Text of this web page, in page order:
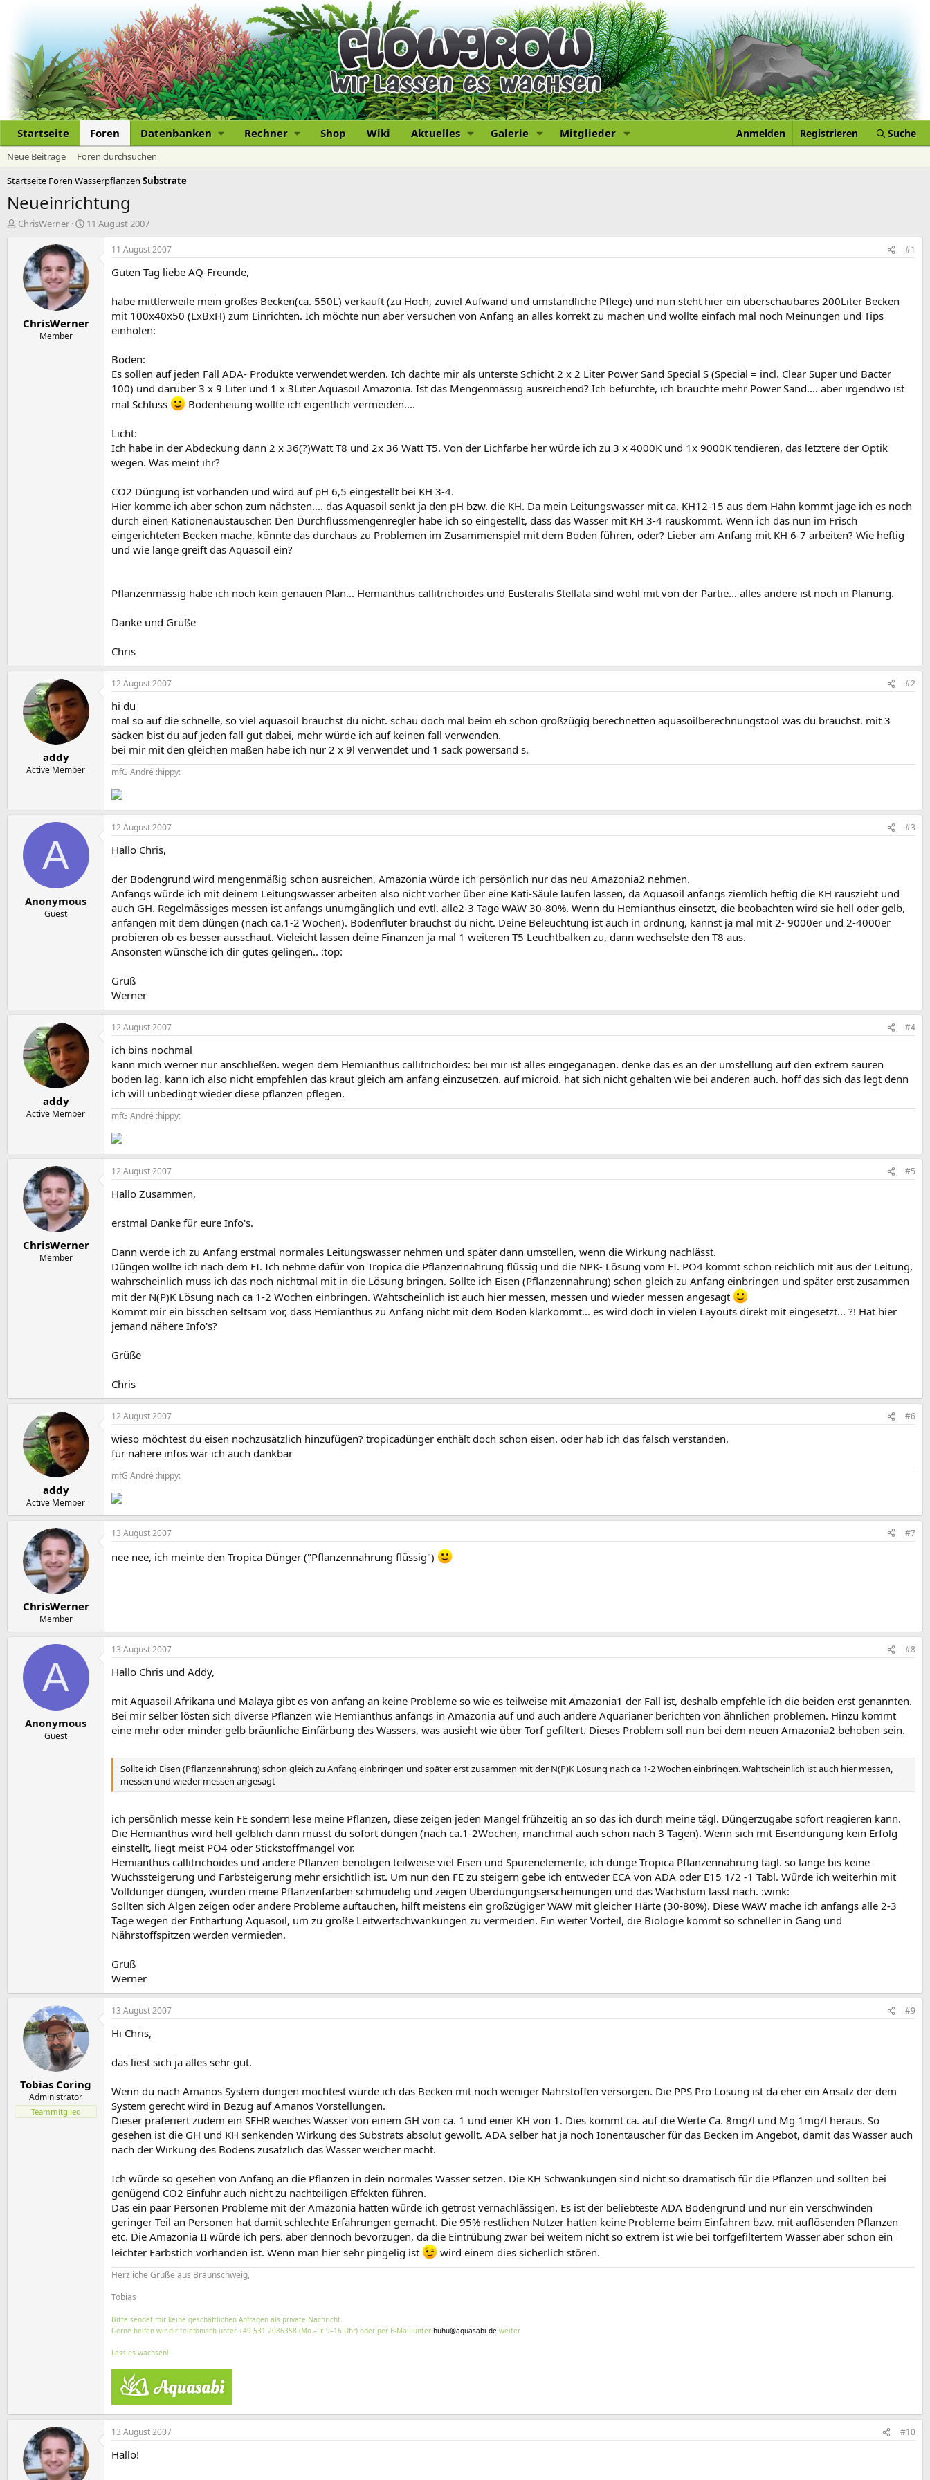
Startseite Foren Datenbanken Rechner Shop Wiki Aktuelles Galerie Mitglieder Anmelden Registrieren Suche
Neue Beiträge
Foren durchsuchen
Startseite Foren Wasserpflanzen Substrate
Neueinrichtung
E
ChrisWerner
E
e
l
a
11 August 2007
ChrisWerner
Member
11 August 2007 #1
Guten Tag liebe AQ-Freunde,
habe mittlerweile mein großes Becken(ca. 550L) verkauft (zu Hoch, zuviel Aufwand und umständliche Pflege) und nun steht hier ein überschaubares 200Liter Becken
mit 100x40x50 (LxBxH) zum Einrichten. Ich möchte nun aber versuchen von Anfang an alles korrekt zu machen und wollte einfach mal noch Meinungen und Tips
einholen:
Boden:
Es sollen auf jeden Fall ADA- Produkte verwendet werden. Ich dachte mir als unterste Schicht 2 x 2 Liter Power Sand Special S (Special = incl. Clear Super und Bacter
100) und darüber 3 x 9 Liter und 1 x 3Liter Aquasoil Amazonia. Ist das Mengenmässig ausreichend? Ich befürchte, ich bräuchte mehr Power Sand.... aber irgendwo ist
mal Schluss
Bodenheiung wollte ich eigentlich vermeiden....
Licht:
Ich habe in der Abdeckung dann 2 x 36(?)Watt T8 und 2x 36 Watt T5. Von der Lichfarbe her würde ich zu 3 x 4000K und 1x 9000K tendieren, das letztere der Optik
wegen. Was meint ihr?
CO2 Düngung ist vorhanden und wird auf pH 6,5 eingestellt bei KH 3-4.
Hier komme ich aber schon zum nächsten.... das Aquasoil senkt ja den pH bzw. die KH. Da mein Leitungswasser mit ca. KH12-15 aus dem Hahn kommt jage ich es noch
durch einen Kationenaustauscher. Den Durchflussmengenregler habe ich so eingestellt, dass das Wasser mit KH 3-4 rauskommt. Wenn ich das nun im Frisch
eingerichteten Becken mache, könnte das durchaus zu Problemen im Zusammenspiel mit dem Boden führen, oder? Lieber am Anfang mit KH 6-7 arbeiten? Wie heftig
und wie lange greift das Aquasoil ein?
Pflanzenmässig habe ich noch kein genauen Plan... Hemianthus callitrichoides und Eusteralis Stellata sind wohl mit von der Partie... alles andere ist noch in Planung.
Danke und Grüße
Chris
addy
Active Member
12 August 2007 #2
hi du
mal so auf die schnelle, so viel aquasoil brauchst du nicht. schau doch mal beim eh schon großzügig berechnetten aquasoilberechnungstool was du brauchst. mit 3
säcken bist du auf jeden fall gut dabei, mehr würde ich auf keinen fall verwenden.
bei mir mit den gleichen maßen habe ich nur 2 x 9l verwendet und 1 sack powersand s.
mfG André :hippy:
A
Anonymous
Guest
12 August 2007 #3
Hallo Chris,
der Bodengrund wird mengenmäßig schon ausreichen, Amazonia würde ich persönlich nur das neu Amazonia2 nehmen.
Anfangs würde ich mit deinem Leitungswasser arbeiten also nicht vorher über eine Kati-Säule laufen lassen, da Aquasoil anfangs ziemlich heftig die KH rauszieht und
auch GH. Regelmässiges messen ist anfangs unumgänglich und evtl. alle2-3 Tage WAW 30-80%. Wenn du Hemianthus einsetzt, die beobachten wird sie hell oder gelb,
anfangen mit dem düngen (nach ca.1-2 Wochen). Bodenfluter brauchst du nicht. Deine Beleuchtung ist auch in ordnung, kannst ja mal mit 2- 9000er und 2-4000er
probieren ob es besser ausschaut. Vieleicht lassen deine Finanzen ja mal 1 weiteren T5 Leuchtbalken zu, dann wechselste den T8 aus.
Ansonsten wünsche ich dir gutes gelingen.. :top:
Gruß
Werner
addy
Active Member
12 August 2007 #4
ich bins nochmal
kann mich werner nur anschließen. wegen dem Hemianthus callitrichoides: bei mir ist alles eingeganagen. denke das es an der umstellung auf den extrem sauren
boden lag. kann ich also nicht empfehlen das kraut gleich am anfang einzusetzen. auf microid. hat sich nicht gehalten wie bei anderen auch. hoff das sich das legt denn
ich will unbedingt wieder diese pflanzen pflegen.
mfG André :hippy:
ChrisWerner
Member
12 August 2007 #5
Hallo Zusammen,
erstmal Danke für eure Info's.
Dann werde ich zu Anfang erstmal normales Leitungswasser nehmen und später dann umstellen, wenn die Wirkung nachlässt.
Düngen wollte ich nach dem EI. Ich nehme dafür von Tropica die Pflanzennahrung flüssig und die NPK- Lösung vom EI. PO4 kommt schon reichlich mit aus der Leitung,
wahrscheinlich muss ich das noch nichtmal mit in die Lösung bringen. Sollte ich Eisen (Pflanzennahrung) schon gleich zu Anfang einbringen und später erst zusammen
mit der N(P)K Lösung nach ca 1-2 Wochen einbringen. Wahtscheinlich ist auch hier messen, messen und wieder messen angesagt
Kommt mir ein bisschen seltsam vor, dass Hemianthus zu Anfang nicht mit dem Boden klarkommt... es wird doch in vielen Layouts direkt mit eingesetzt... ?! Hat hier
jemand nähere Info's?
Grüße
Chris
addy
Active Member
12 August 2007 #6
wieso möchtest du eisen nochzusätzlich hinzufügen? tropicadünger enthält doch schon eisen. oder hab ich das falsch verstanden.
für nähere infos wär ich auch dankbar
mfG André :hippy:
ChrisWerner
Member
13 August 2007 #7
nee nee, ich meinte den Tropica Dünger ("Pflanzennahrung flüssig")
A
Anonymous
Guest
13 August 2007 #8
Hallo Chris und Addy,
mit Aquasoil Afrikana und Malaya gibt es von anfang an keine Probleme so wie es teilweise mit Amazonia1 der Fall ist, deshalb empfehle ich die beiden erst genannten.
Bei mir selber lösten sich diverse Pflanzen wie Hemianthus anfangs in Amazonia auf und auch andere Aquarianer berichten von ähnlichen problemen. Hinzu kommt
eine mehr oder minder gelb bräunliche Einfärbung des Wassers, was ausieht wie über Torf gefiltert. Dieses Problem soll nun bei dem neuen Amazonia2 behoben sein.
Sollte ich Eisen (Pflanzennahrung) schon gleich zu Anfang einbringen und später erst zusammen mit der N(P)K Lösung nach ca 1-2 Wochen einbringen. Wahtscheinlich ist auch hier messen,
messen und wieder messen angesagt
ich persönlich messe kein FE sondern lese meine Pflanzen, diese zeigen jeden Mangel frühzeitig an so das ich durch meine tägl. Düngerzugabe sofort reagieren kann.
Die Hemianthus wird hell gelblich dann musst du sofort düngen (nach ca.1-2Wochen, manchmal auch schon nach 3 Tagen). Wenn sich mit Eisendüngung kein Erfolg
einstellt, liegt meist PO4 oder Stickstoffmangel vor.
Hemianthus callitrichoides und andere Pflanzen benötigen teilweise viel Eisen und Spurenelemente, ich dünge Tropica Pflanzennahrung tägl. so lange bis keine
Wuchssteigerung und Farbsteigerung mehr ersichtlich ist. Um nun den FE zu steigern gebe ich entweder ECA von ADA oder E15 1/2 -1 Tabl. Würde ich weiterhin mit
Volldünger düngen, würden meine Pflanzenfarben schmudelig und zeigen Überdüngungserscheinungen und das Wachstum lässt nach. :wink:
Sollten sich Algen zeigen oder andere Probleme auftauchen, hilft meistens ein großzügiger WAW mit gleicher Härte (30-80%). Diese WAW mache ich anfangs alle 2-3
Tage wegen der Enthärtung Aquasoil, um zu große Leitwertschwankungen zu vermeiden. Ein weiter Vorteil, die Biologie kommt so schneller in Gang und
Nährstoffspitzen werden vermieden.
Gruß
Werner
Tobias Coring
Administrator
Teammitglied
13 August 2007 #9
Hi Chris,
das liest sich ja alles sehr gut.
Wenn du nach Amanos System düngen möchtest würde ich das Becken mit noch weniger Nährstoffen versorgen. Die PPS Pro Lösung ist da eher ein Ansatz der dem
System gerecht wird in Bezug auf Amanos Vorstellungen.
Dieser präferiert zudem ein SEHR weiches Wasser von einem GH von ca. 1 und einer KH von 1. Dies kommt ca. auf die Werte Ca. 8mg/l und Mg 1mg/l heraus. So
gesehen ist die GH und KH senkenden Wirkung des Substrats absolut gewollt. ADA selber hat ja noch Ionentauscher für das Becken im Angebot, damit das Wasser auch
nach der Wirkung des Bodens zusätzlich das Wasser weicher macht.
Ich würde so gesehen von Anfang an die Pflanzen in dein normales Wasser setzen. Die KH Schwankungen sind nicht so dramatisch für die Pflanzen und sollten bei
genügend CO2 Einfuhr auch nicht zu nachteiligen Effekten führen.
Das ein paar Personen Probleme mit der Amazonia hatten würde ich getrost vernachlässigen. Es ist der beliebteste ADA Bodengrund und nur ein verschwinden
geringer Teil an Personen hat damit schlechte Erfahrungen gemacht. Die 95% restlichen Nutzer hatten keine Probleme beim Einfahren bzw. mit auflösenden Pflanzen
etc. Die Amazonia II würde ich pers. aber dennoch bevorzugen, da die Eintrübung zwar bei weitem nicht so extrem ist wie bei torfgefiltertem Wasser aber schon ein
leichter Farbstich vorhanden ist. Wenn man hier sehr pingelig ist
wird einem dies sicherlich stören.
Herzliche Grüße aus Braunschweig,
Tobias
Bitte sendet mir keine geschäftlichen Anfragen als private Nachricht.
Gerne helfen wir dir telefonisch unter +49 531 2086358 (Mo.–Fr. 9–16 Uhr) oder per E-Mail unter huhu@aquasabi.de weiter.
Lass es wachsen!
13 August 2007 #10
Hallo!